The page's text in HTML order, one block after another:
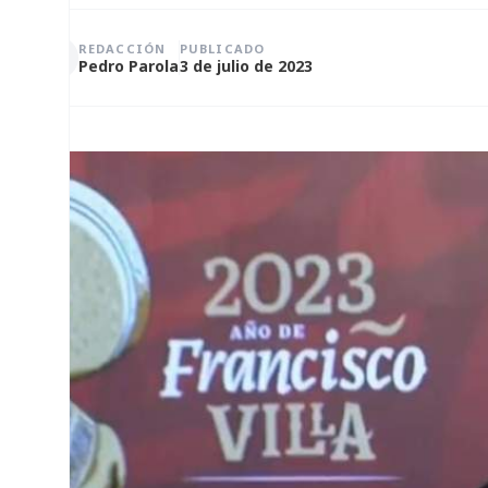
REDACCIÓN
Pedro Parola
PUBLICADO
3 de julio de 2023